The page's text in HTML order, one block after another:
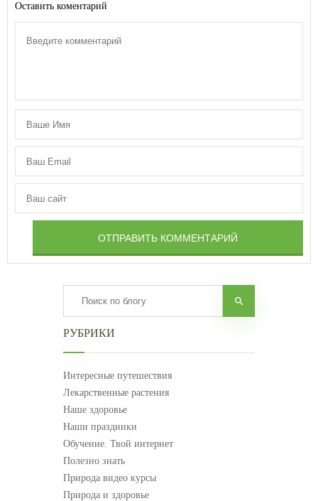
Оставить коментарий
ОТПРАВИТЬ КОММЕНТАРИЙ
РУБРИКИ
Интересные путешествия
Лекарственные растения
Наше здоровье
Наши праздники
Обучение. Твой интернет
Полезно знать
Природа видео курсы
Природа и здоровье